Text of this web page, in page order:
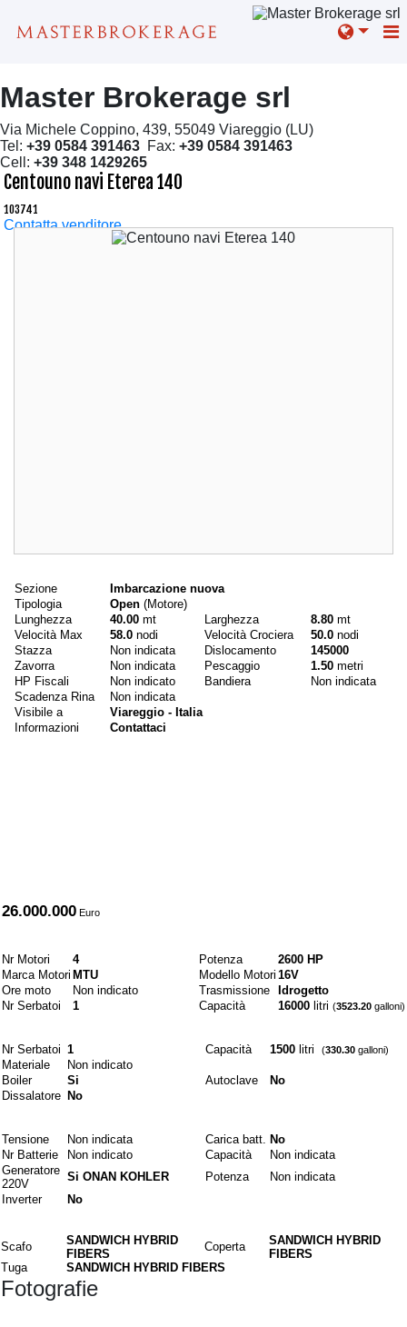
Master Brokerage srl
Via Michele Coppino, 439, 55049 Viareggio (LU)
Tel: +39 0584 391463 Fax: +39 0584 391463
Cell: +39 348 1429265
Centouno navi Eterea 140
103741
Contatta venditore
Sezione
Imbarcazione nuova
Tipologia
Open (Motore)
Lunghezza
40.00 mt Larghezza 8.80 mt
Velocità Max
58.0 nodi Velocità Crociera 50.0 nodi
Stazza
Non indicata Dislocamento
145000
Zavorra
Non indicata Pescaggio 1.50 metri
HP Fiscali
Non indicato Bandiera
Non indicata
Scadenza Rina
Non indicata
Visibile a
Viareggio - Italia
Informazioni
Contattaci
26.000.000 Euro
Nr Motori 4 Potenza
2600 HP
Marca Motori MTU Modello Motori 16V
Ore moto
Non indicato Trasmissione
Idrogetto
Nr Serbatoi
1 Capacità 16000 litri (3523.20 galloni)
Nr Serbatoi 1 Capacità 1500 litri (330.30 galloni)
Materiale
Non indicato
Boiler
Si Autoclave
No
Dissalatore No
Tensione Non indicata Carica batt. No
Nr Batterie
Non indicato Capacità
Non indicata
Generatore
220V
Si ONAN KOHLER Potenza
Non indicata
Inverter
No
Scafo
SANDWICH HYBRID
FIBERS
Coperta
SANDWICH HYBRID
FIBERS
Tuga
SANDWICH HYBRID FIBERS
Fotografie